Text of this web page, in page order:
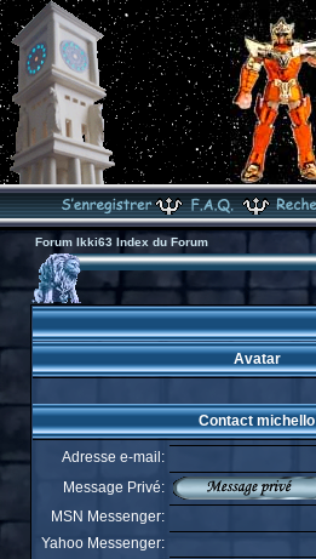
Forum Ikki63 Index du Forum
Avatar
Contact michello
Adresse e-mail:
Message Privé:
MSN Messenger:
Yahoo Messenger: